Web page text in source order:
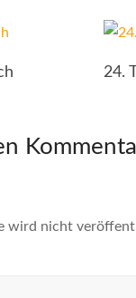
24.
wird nicht